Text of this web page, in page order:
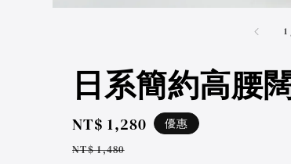
1
日系簡約高腰
Sale
price
NT$ 1,280
Regular
NT$ 1,480
優惠